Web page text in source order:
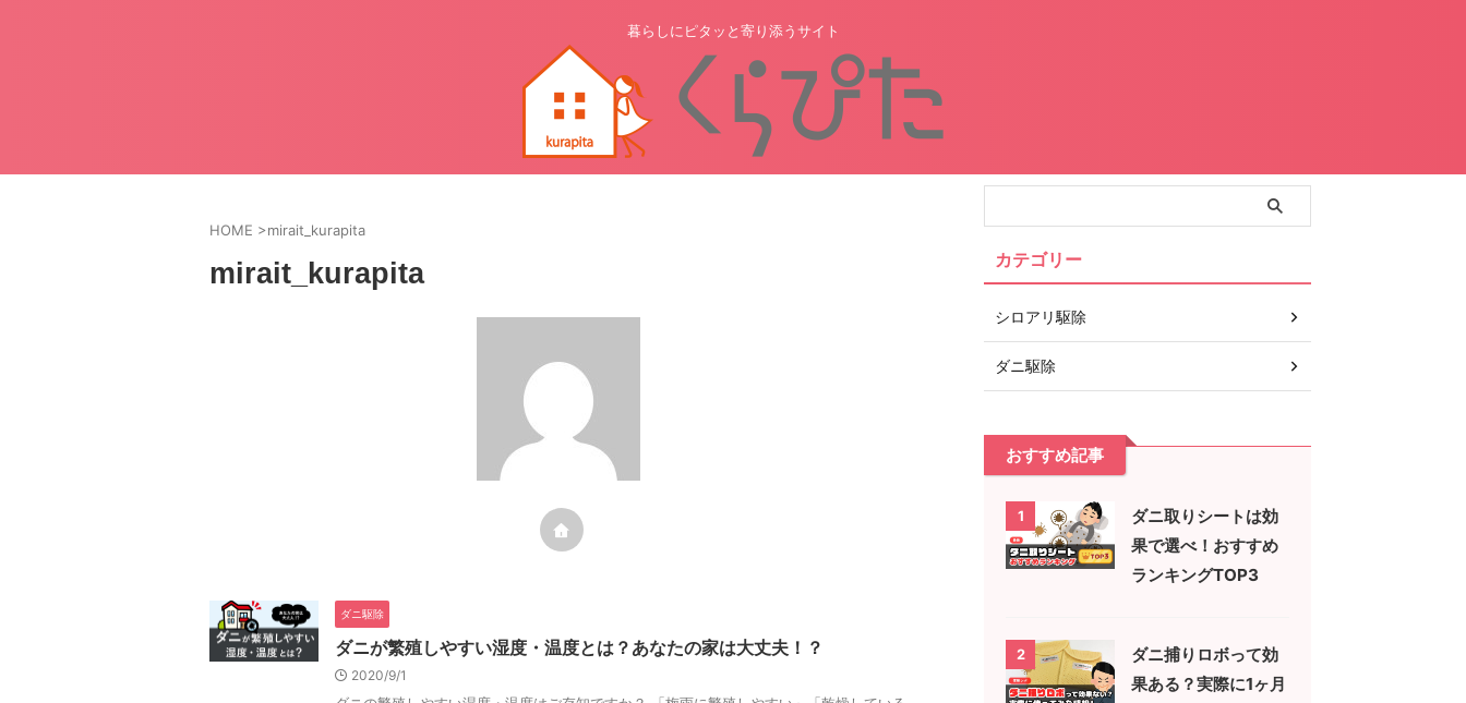
暮らしにピタッと寄り添うサイト
HOME >mirait_kurapita
mirait_kurapita
ダニ駆除
ダニが繁殖しやすい湿度・温度とは？あなたの家は大丈夫！？
2020/9/1
カテゴリー
シロアリ駆除
ダニ駆除
おすすめ記事
1
ダニ取りシートは効
果で選べ！おすすめ
ランキングTOP3
2
ダニ捕りロボって効
果ある？実際に1ヶ月